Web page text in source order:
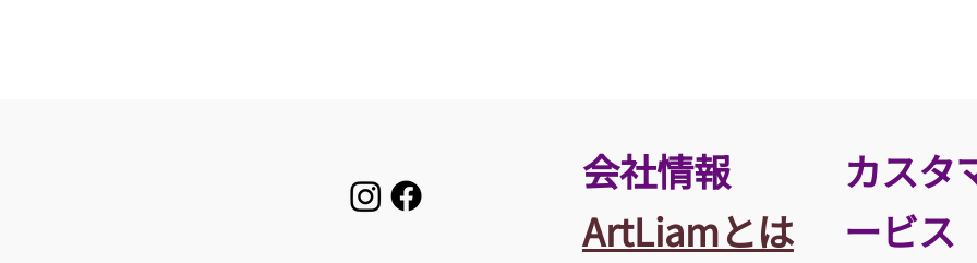
​会社情報
ArtLiamとは
カスタ
ービス